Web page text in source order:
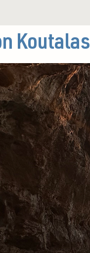
Koutalas